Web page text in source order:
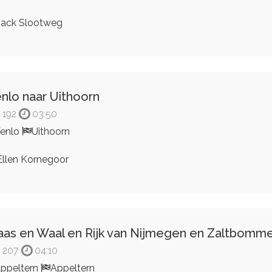
Slootweg
naar Uithoorn
192
03:50
Uithoorn
Kornegoor
en Waal en Rijk van Nijmegen en
207
04:10
Appeltern